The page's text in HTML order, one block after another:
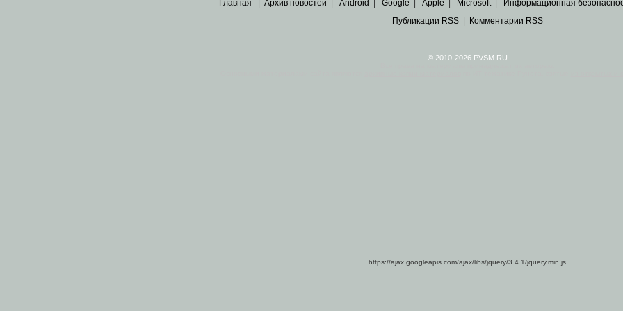
Главная Архив новостей Android Google Apple Microsoft| Информационная
Публикации RSS| Комментарии RSS
© 2010-2026 PVSM.RU
https://ajax.googleapis.com/ajax/libs/jquery/3.4.1/jquery.min.js